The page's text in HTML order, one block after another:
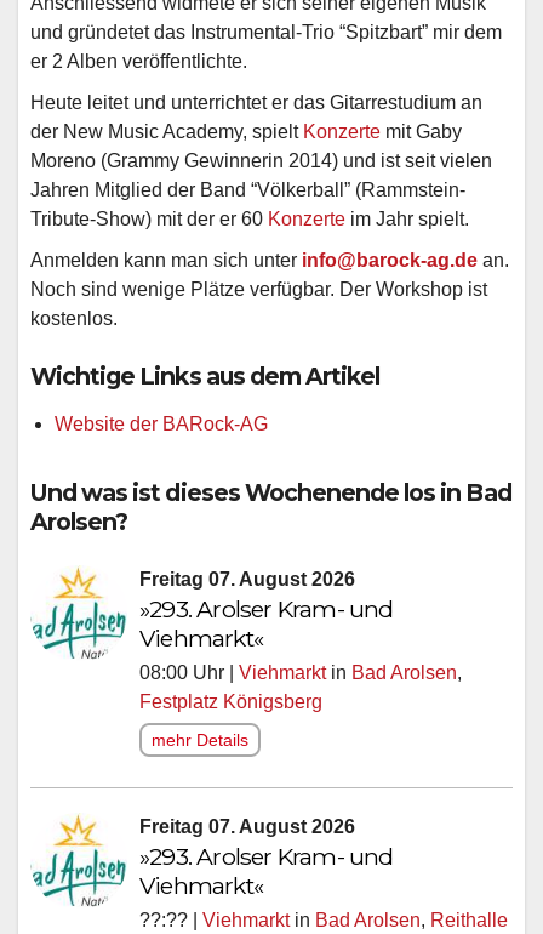
und gründetet das Instrumental-Trio “Spitzbart” mir dem
er 2 Alben veröffentlichte.
Heute leitet und unterrichtet er das Gitarrestudium an
der New Music Academy, spielt Konzerte mit Gaby
Moreno (Grammy Gewinnerin 2014) und ist seit vielen
Jahren Mitglied der Band “Völkerball” (Rammstein-
Tribute-Show) mit der er 60 Konzerte im Jahr spielt.
Anmelden kann man sich unter info@barock-ag.de an.
Noch sind wenige Plätze verfügbar. Der Workshop ist
kostenlos.
Wichtige Links aus dem Artikel
Website der BARock-AG
Und was ist dieses Wochenende los in Bad
Arolsen?
Freitag 07. August 2026
»293. Arolser Kram- und
Viehmarkt«
08:00 Uhr | Viehmarktin Bad Arolsen,
Festplatz Königsberg
mehr Details
Freitag 07. August 2026
»293. Arolser Kram- und
Viehmarkt«
??:?? | Viehmarktin Bad Arolsen, Reithalle